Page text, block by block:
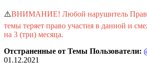
⚠️ВНИМАНИЕ! Любой нарушитель
темы теряет право участия в данной и
на 3 (три) месяца.
Отстраненные от Темы Пользователи:
01.12.2021